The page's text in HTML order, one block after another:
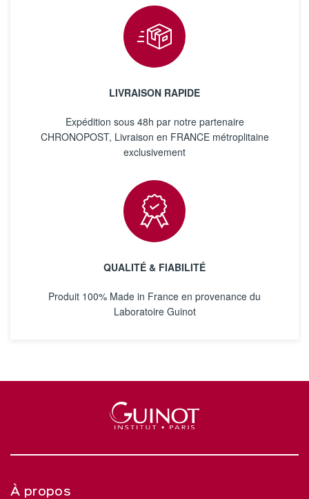
LIVRAISON RAPIDE
Expédition sous 48h par notre partenaire
CHRONOPOST, Livraison en FRANCE métroplitaine
exclusivement
QUALITÉ & FIABILITÉ
Produit 100% Made in France en provenance du
Laboratoire Guinot
À propos